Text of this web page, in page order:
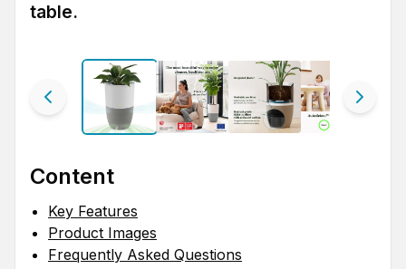
table.
Content
Key Features
Product Images
Frequently Asked Questions